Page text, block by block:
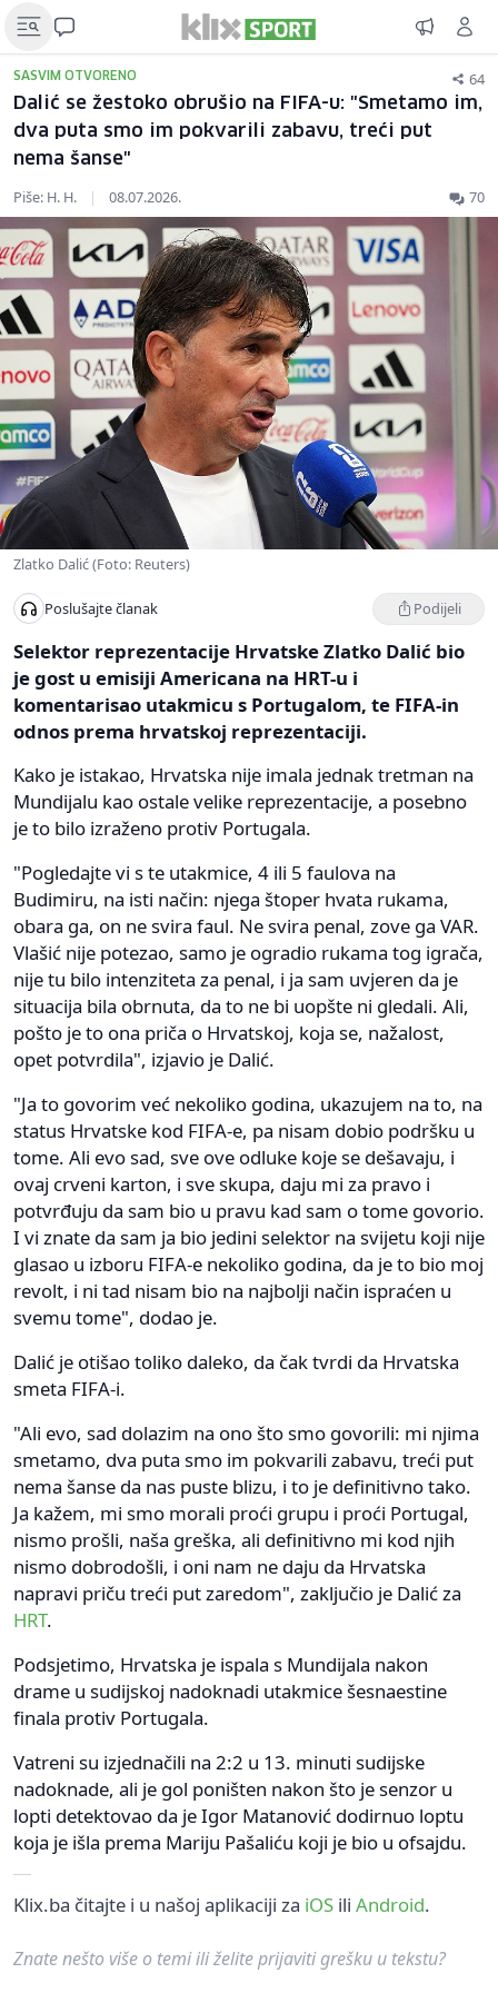
SASVIM OTVORENO 64
Dalić se žestoko obrušio na FIFA-u: "Smetamo im,
dva puta smo im pokvarili zabavu, treći put
nema šanse"
Piše: H. H. | 08.07.2026. 70
Zlatko Dalić (Foto: Reuters)
Poslušajte članak Podijeli
Selektor reprezentacije Hrvatske Zlatko Dalić bio
je gost u emisiji Americana na HRT-u i
komentarisao utakmicu s Portugalom, te FIFA-in
odnos prema hrvatskoj reprezentaciji.
Kako je istakao, Hrvatska nije imala jednak tretman na
Mundijalu kao ostale velike reprezentacije, a posebno
je to bilo izraženo protiv Portugala.
"Pogledajte vi s te utakmice, 4 ili 5 faulova na
Budimiru, na isti način: njega štoper hvata rukama,
obara ga, on ne svira faul. Ne svira penal, zove ga VAR.
Vlašić nije potezao, samo je ogradio rukama tog igrača,
nije tu bilo intenziteta za penal, i ja sam uvjeren da je
situacija bila obrnuta, da to ne bi uopšte ni gledali. Ali,
pošto je to ona priča o Hrvatskoj, koja se, nažalost,
opet potvrdila", izjavio je Dalić.
"Ja to govorim već nekoliko godina, ukazujem na to, na
status Hrvatske kod FIFA-e, pa nisam dobio podršku u
tome. Ali evo sad, sve ove odluke koje se dešavaju, i
ovaj crveni karton, i sve skupa, daju mi za pravo i
potvrđuju da sam bio u pravu kad sam o tome govorio.
I vi znate da sam ja bio jedini selektor na svijetu koji nije
glasao u izboru FIFA-e nekoliko godina, da je to bio moj
revolt, i ni tad nisam bio na najbolji način ispraćen u
svemu tome", dodao je.
Dalić je otišao toliko daleko, da čak tvrdi da Hrvatska
smeta FIFA-i.
"Ali evo, sad dolazim na ono što smo govorili: mi njima
smetamo, dva puta smo im pokvarili zabavu, treći put
nema šanse da nas puste blizu, i to je definitivno tako.
Ja kažem, mi smo morali proći grupu i proći Portugal,
nismo prošli, naša greška, ali definitivno mi kod njih
nismo dobrodošli, i oni nam ne daju da Hrvatska
napravi priču treći put zaredom", zaključio je Dalić za
HRT.
Podsjetimo, Hrvatska je ispala s Mundijala nakon
drame u sudijskoj nadoknadi utakmice šesnaestine
finala protiv Portugala.
Vatreni su izjednačili na 2:2 u 13. minuti sudijske
nadoknade, ali je gol poništen nakon što je senzor u
lopti detektovao da je Igor Matanović dodirnuo loptu
koja je išla prema Mariju Pašaliću koji je bio u ofsajdu.
Klix.ba čitajte i u našoj aplikaciji za iOS ili Android.
Znate nešto više o temi ili želite prijaviti grešku u tekstu?